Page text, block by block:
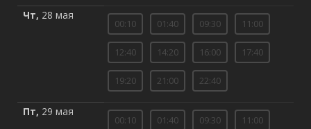
Чт, 28 мая
00:10 01:40 09:30 11:00
12:40 14:20 16:00 17:40
19:20 21:00 22:40
Пт, 29 мая
00:10 01:40 09:30 11:00